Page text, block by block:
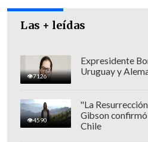
Las + leídas
7126
Expresidente
Uruguay y
4590
"La
Gibson
Chile